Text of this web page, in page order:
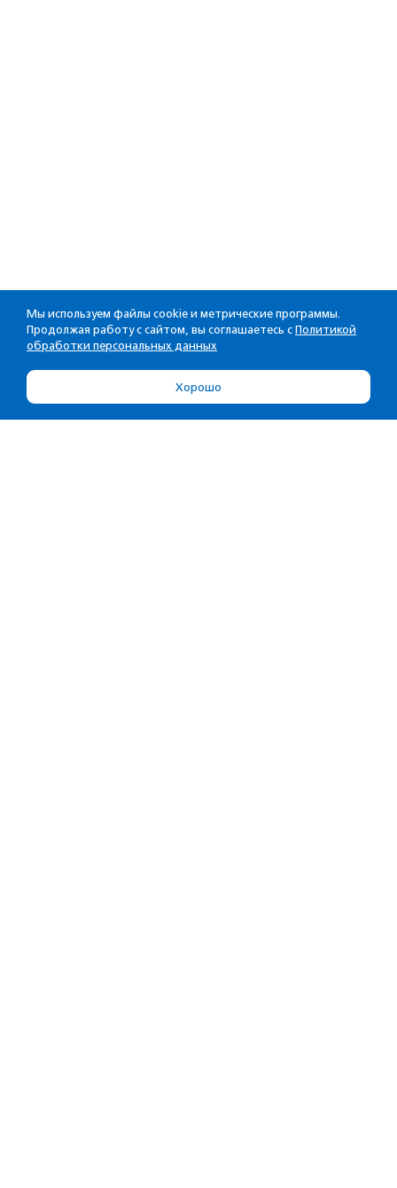
Мы используем файлы cookie и метрические программы.
Продолжая работу с сайтом, вы соглашаетесь с Политикой
обработки персональных данных
Хорошо